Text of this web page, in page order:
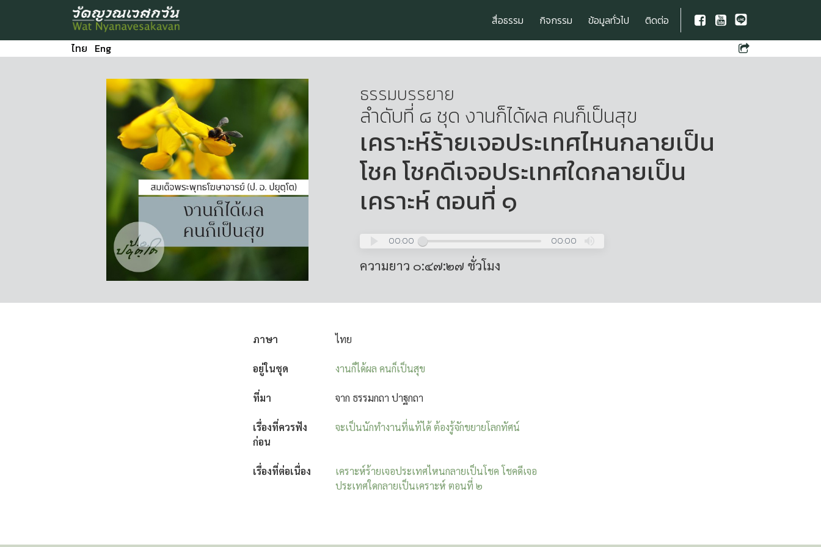
สื่อธรรม กิจกรรม ข้อมูลทั่วไป
ติดต่อ
ไทย Eng
ธรรมบรรยาย
ลำดับที่ ๘ ชุด งานก็ได้ผล คนก็เป็นสุข
เคราะห์ร้ายเจอประเทศไหนกลายเป็น
โชค โชคดีเจอประเทศใดกลายเป็น
เคราะห์ ตอนที่ ๑
00:00 00:00
ความยาว ๐:๔๗:๒๗ ชั่วโมง
ภาษา ไทย
อยู่ในชุด งานก็ได้ผล คนก็เป็นสุข
ที่มา จาก ธรรมกถา ปาฐกถา
เรื่องที่ควรฟัง
ก่อน
จะเป็นนักทำงานที่แท้ได้ ต้องรู้จักขยายโลกทัศน์
เรื่องที่ต่อเนื่อง
เคราะห์ร้ายเจอประเทศไหนกลายเป็นโชค โชคดีเจอ
ประเทศใดกลายเป็นเคราะห์ ตอนที่ ๒